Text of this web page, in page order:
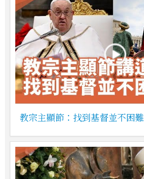
教宗主顯節：找到基督並不困難